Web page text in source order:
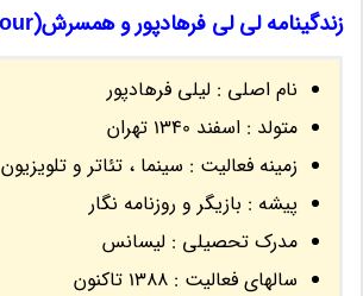
زندگینامه لی لی فرهادپور و همسرش(Lili Farhadpour)
نام اصلی : لیلی فرهادپور
متولد : اسفند 1340 تهران
زمینه فعالیت : سینما ، تئاتر و تلویزیون
پیشه : بازیگر و روزنامه نگار
مدرک تحصیلی : لیسانس
سالهای فعالیت : 1388 تاکنون